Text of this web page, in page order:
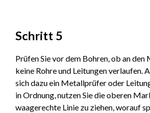
Schritt 5
Prüfen Sie vor dem Bohren, ob an
keine Rohre und Leitungen verlaufen.
sich dazu ein Metallprüfer oder
in Ordnung, nutzen Sie die oberen
waagerechte Linie zu ziehen, worauf